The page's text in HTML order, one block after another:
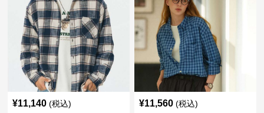
¥11,140 (税込) ¥11,560 (税込)